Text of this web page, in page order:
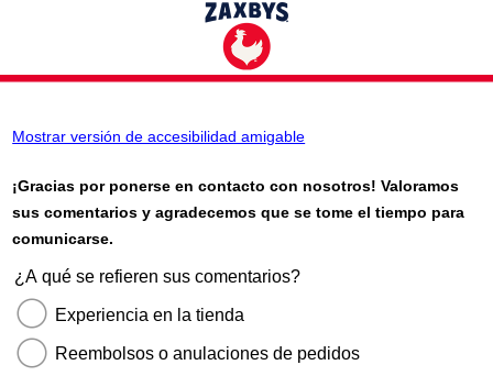
Mostrar versión de accesibilidad amigable
¡Gracias por ponerse en contacto con nosotros! Valoramos
sus comentarios y agradecemos que se tome el tiempo para
comunicarse.
¿A qué se refieren sus comentarios?
Experiencia en la tienda
Reembolsos o anulaciones de pedidos